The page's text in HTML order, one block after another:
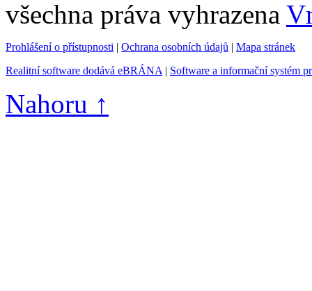
všechna práva vyhrazena
Prohlášení o přístupnosti | Ochrana osobních údajů | Mapa stránek
Realitní software dodává eBRÁNA | Software a informační systém
Nahoru ↑